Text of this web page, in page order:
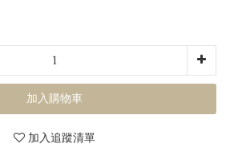
加入購物車
加入追蹤清單